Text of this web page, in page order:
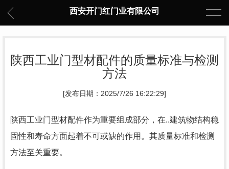
西安开门红门业有限公司
陕西工业门型材配件的质量标准与检测
方法
[发布日期：2025/7/26 16:22:29]
陕西工业门型材配件作为重要组成部分，在..建筑物结构稳
固性和寿命方面起着不可或缺的作用。其质量标准和检测
方法至关重要。